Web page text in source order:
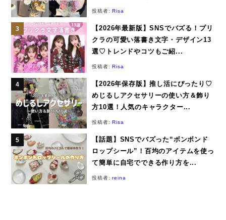
投稿者:Risa
【2026年最新版】SNSでバズる！プリ
クラの可愛い落書き文字・デザイン13
選♡トレンドやコツもご紹...
投稿者:Risa
【2026年保存版】推し活にぴったり♡
めじるしアクセサリーの使い方＆飾り
方10選！人気のキャラクター...
投稿者:Risa
【話題】SNSでバズった“ボンボンド
ロップシール”！百均のアイテムを使っ
て簡単に自宅でできる作り方を...
投稿者:reina